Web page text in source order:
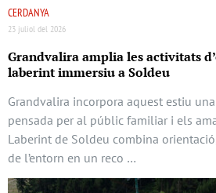
CERDANYA
23 juliol del 2026
Grandvalira amplia les activitats
laberint immersiu a Soldeu
Grandvalira incorpora aquest estiu
pensada per al públic familiar i els
Laberint de Soldeu combina
de l’entorn en un reco …